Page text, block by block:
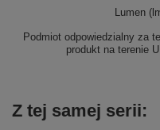
Podmiot odpowiedzialny za
produkt na terenie
Lumen
Z tej samej serii: